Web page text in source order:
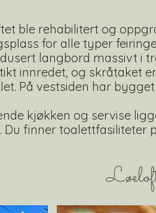
ble rehabilitert og
for alle typer
langbord massivt i
innredet, og skråtaket
På vestsiden har
kjøkken og servise
Du finner toalettfasiliteter